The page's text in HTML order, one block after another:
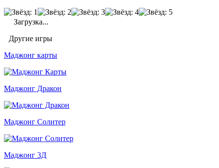
Загрузка...
Другие игры
Маджонг карты
Маджонг Дракон
Маджонг Солитер
Маджонг 3Д